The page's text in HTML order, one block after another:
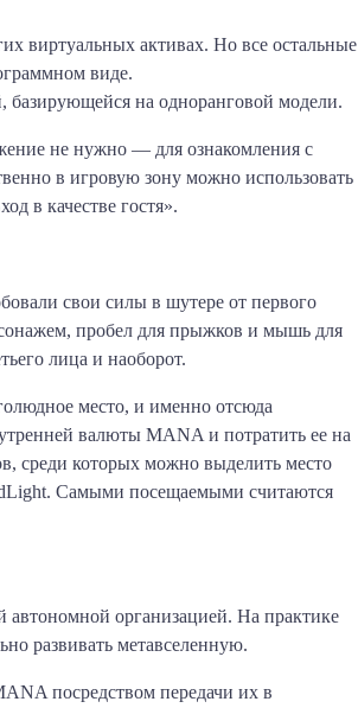
виртуальных активах. Но все остальные
виде.
базирующейся на одноранговой модели.
не нужно — для ознакомления с
в игровую зону можно использовать
в качестве гостя».
свои силы в шутере от первого
пробел для прыжков и мышь для
лица и наоборот.
место, и именно отсюда
валюты MANA и потратить ее на
среди которых можно выделить место
Самыми посещаемыми считаются
автономной организацией. На практике
развивать метавселенную.
посредством передачи их в